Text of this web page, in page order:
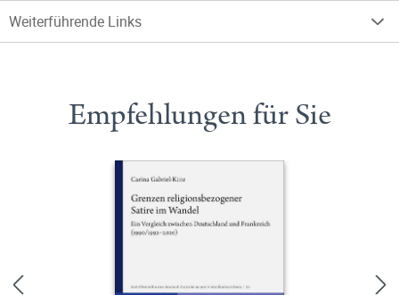
Weiterführende Links
Empfehlungen für Sie